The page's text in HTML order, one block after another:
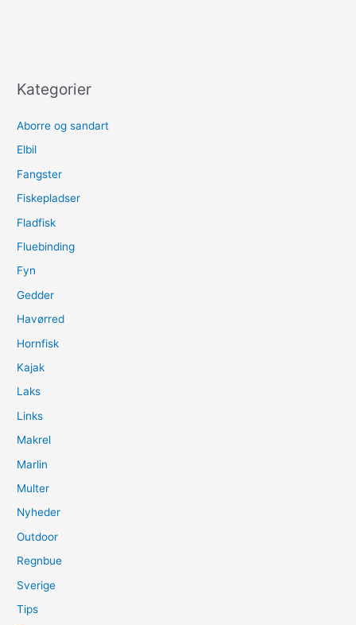
Kategorier
Aborre og sandart
Elbil
Fangster
Fiskepladser
Fladfisk
Fluebinding
Fyn
Gedder
Havørred
Hornfisk
Kajak
Laks
Links
Makrel
Marlin
Multer
Nyheder
Outdoor
Regnbue
Sverige
Tips